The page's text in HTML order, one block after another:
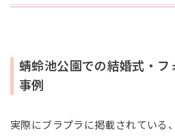
蜻蛉池公園での結婚式・フ
事例
実際にブラプラに掲載されている